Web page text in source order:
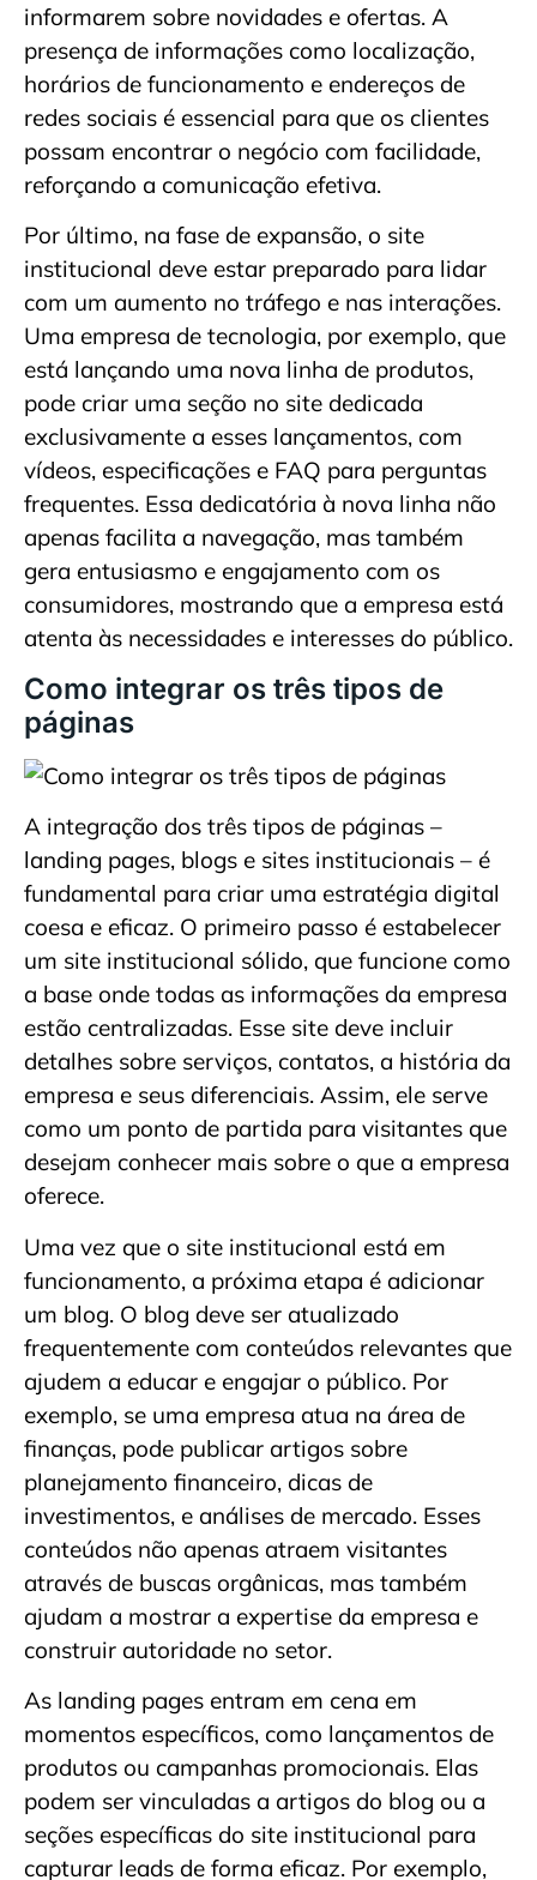
informarem sobre novidades e ofertas. A
presença de informações como localização,
horários de funcionamento e endereços de
redes sociais é essencial para que os clientes
possam encontrar o negócio com facilidade,
reforçando a comunicação efetiva.
Por último, na fase de expansão, o site
institucional deve estar preparado para lidar
com um aumento no tráfego e nas interações.
Uma empresa de tecnologia, por exemplo, que
está lançando uma nova linha de produtos,
pode criar uma seção no site dedicada
exclusivamente a esses lançamentos, com
vídeos, especificações e FAQ para perguntas
frequentes. Essa dedicatória à nova linha não
apenas facilita a navegação, mas também
gera entusiasmo e engajamento com os
consumidores, mostrando que a empresa está
atenta às necessidades e interesses do público.
Como integrar os três tipos de
páginas
A integração dos três tipos de páginas –
landing pages, blogs e sites institucionais – é
fundamental para criar uma estratégia digital
coesa e eficaz. O primeiro passo é estabelecer
um site institucional sólido, que funcione como
a base onde todas as informações da empresa
estão centralizadas. Esse site deve incluir
detalhes sobre serviços, contatos, a história da
empresa e seus diferenciais. Assim, ele serve
como um ponto de partida para visitantes que
desejam conhecer mais sobre o que a empresa
oferece.
Uma vez que o site institucional está em
funcionamento, a próxima etapa é adicionar
um blog. O blog deve ser atualizado
frequentemente com conteúdos relevantes que
ajudem a educar e engajar o público. Por
exemplo, se uma empresa atua na área de
finanças, pode publicar artigos sobre
planejamento financeiro, dicas de
investimentos, e análises de mercado. Esses
conteúdos não apenas atraem visitantes
através de buscas orgânicas, mas também
ajudam a mostrar a expertise da empresa e
construir autoridade no setor.
As landing pages entram em cena em
momentos específicos, como lançamentos de
produtos ou campanhas promocionais. Elas
podem ser vinculadas a artigos do blog ou a
seções específicas do site institucional para
capturar leads de forma eficaz. Por exemplo,